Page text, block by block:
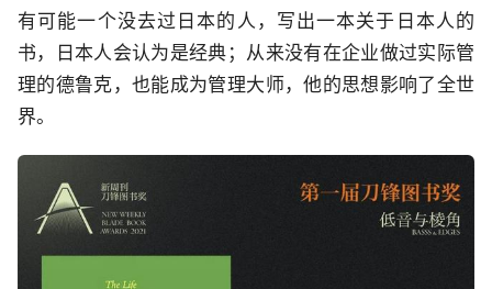
有可能一个没去过日本的人，写出一本关于日本人的
书，日本人会认为是经典；从来没有在企业做过实际管
理的德鲁克，也能成为管理大师，他的思想影响了全世
界。